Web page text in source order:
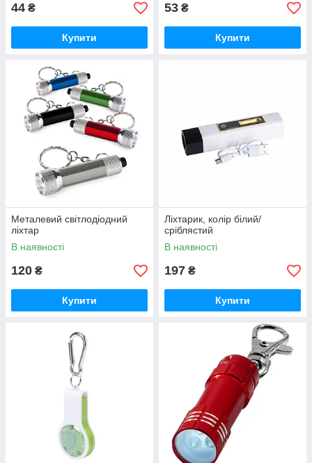
44 ₴
Купити
53 ₴
Купити
Металевий світлодіодний
ліхтар
В наявності
120 ₴
Купити
Ліхтарик, колір білий/
сріблястий
В наявності
197 ₴
Купити